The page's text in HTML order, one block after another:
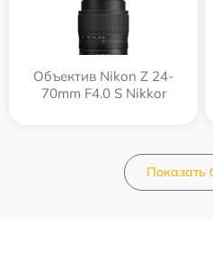
Объектив Nikon Z 24-
70mm F4.0 S Nikkor
Показать